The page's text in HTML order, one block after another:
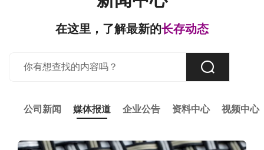
在这里，了解最新的长存动态
公司新闻 媒体报道 企业公告 资料中心 视频中心